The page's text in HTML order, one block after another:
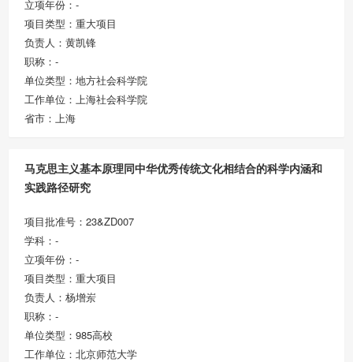
立项年份：-
项目类型：重大项目
负责人：黄凯锋
职称：-
单位类型：地方社会科学院
工作单位：上海社会科学院
省市：上海
马克思主义基本原理同中华优秀传统文化相结合的科学内涵和
实践路径研究
项目批准号：23&ZD007
学科：-
立项年份：-
项目类型：重大项目
负责人：杨增岽
职称：-
单位类型：985高校
工作单位：北京师范大学